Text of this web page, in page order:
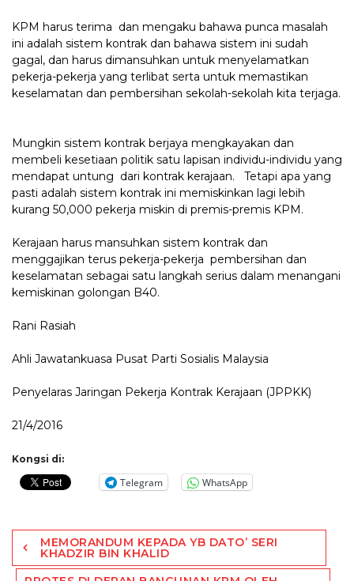
KPM harus terima dan mengaku bahawa punca masalah
ini adalah sistem kontrak dan bahawa sistem ini sudah
gagal, dan harus dimansuhkan untuk menyelamatkan
pekerja-pekerja yang terlibat serta untuk memastikan
keselamatan dan pembersihan sekolah-sekolah kita terjaga.
Mungkin sistem kontrak berjaya mengkayakan dan
membeli kesetiaan politik satu lapisan individu-individu yang
mendapat untung dari kontrak kerajaan. Tetapi apa yang
pasti adalah sistem kontrak ini memiskinkan lagi lebih
kurang 50,000 pekerja miskin di premis-premis KPM.
Kerajaan harus mansuhkan sistem kontrak dan
menggajikan terus pekerja-pekerja pembersihan dan
keselamatan sebagai satu langkah serius dalam menangani
kemiskinan golongan B40.
Rani Rasiah
Ahli Jawatankuasa Pusat Parti Sosialis Malaysia
Penyelaras Jaringan Pekerja Kontrak Kerajaan (JPPKK)
21/4/2016
Kongsi di:
Telegram WhatsApp
Post
navigation
MEMORANDUM KEPADA YB DATO’ SERI
KHADZIR BIN KHALID